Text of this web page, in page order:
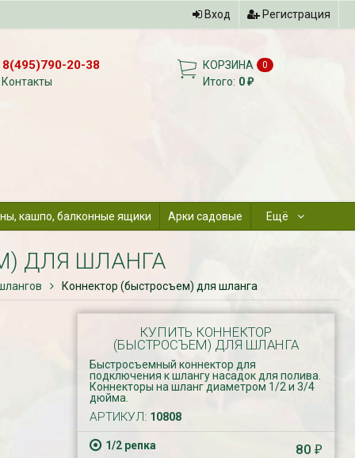
Вход Регистрация
8(495)790-20-38
Контакты
КОРЗИНА 0
Итого: 0₽
кашпо, балконные ящики Арки садовые Ещё
ДЛЯ ШЛАНГА
Коннектор (быстросъем) для шланга
КУПИТЬ КОННЕКТОР
(БЫСТРОСЪЕМ) ДЛЯ ШЛАНГА
Быстросъемный коннектор для
подключения к шлангу насадок для полива.
Коннекторы на шланг диаметром 1/2 и 3/4
дюйма.
АРТИКУЛ: 10808
1/2 репка 80 ₽